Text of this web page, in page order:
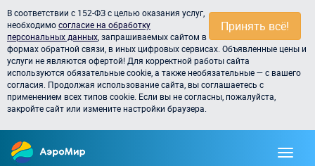
Принять всё!
В соответствии с 152-ФЗ с целью оказания услуг,
необходимосогласие на обработку
персональных данных , запрашиваемых сайтом в
формах обратной связи, в иных цифровых сервисах. Объявленные цены и
услуги не являются офертой! Для корректной работы сайта
используются обязательные cookie, а также необязательные — с вашего
согласия. Продолжая использование сайта, вы соглашаетесь с
применением всех типов cookie. Если вы не согласны, пожалуйста,
закройте сайт или измените настройки браузера.